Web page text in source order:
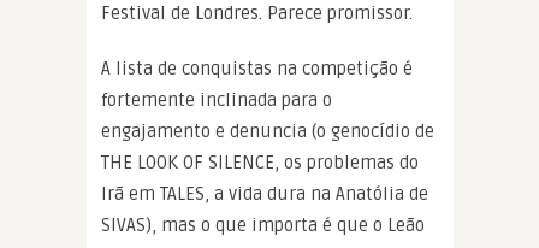
Festival de Londres. Parece promissor.
A lista de conquistas na competição é
fortemente inclinada para o
engajamento e denuncia (o genocídio de
THE LOOK OF SILENCE, os problemas do
Irã em TALES, a vida dura na Anatólia de
SIVAS), mas o que importa é que o Leão